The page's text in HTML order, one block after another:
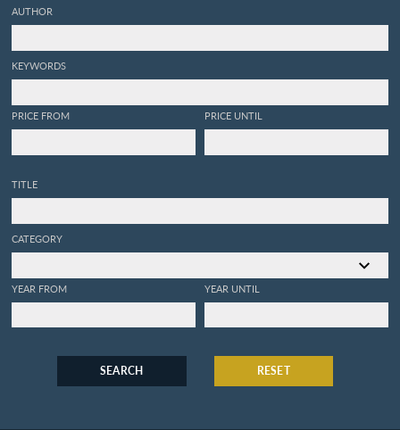
AUTHOR
KEYWORDS
PRICE FROM PRICE UNTIL
TITLE
CATEGORY
YEAR FROM YEAR UNTIL
SEARCH RESET